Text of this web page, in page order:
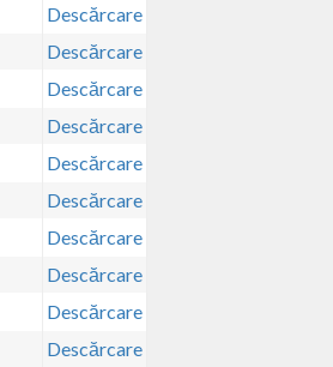
Descărcare
Descărcare
Descărcare
Descărcare
Descărcare
Descărcare
Descărcare
Descărcare
Descărcare
Descărcare